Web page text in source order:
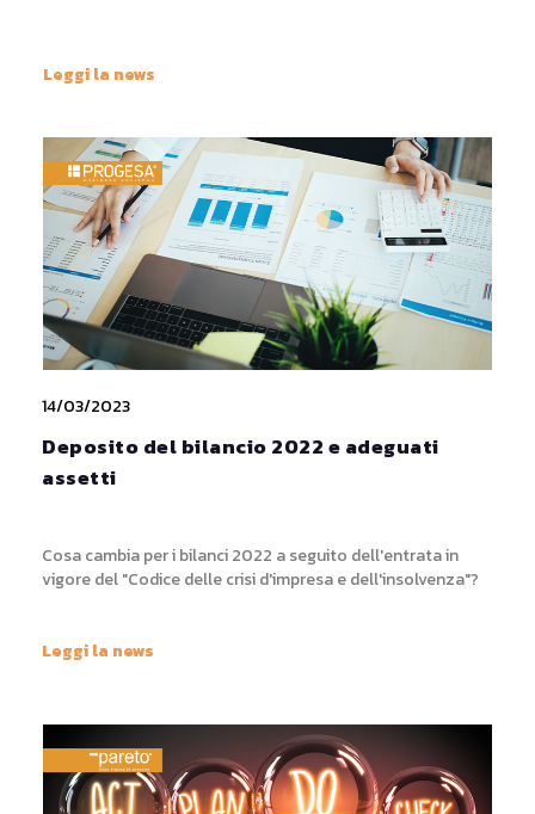
Leggi la news
14/03/2023
Deposito del bilancio 2022 e adeguati
assetti
Cosa cambia per i bilanci 2022 a seguito dell'entrata in
vigore del "Codice delle crisi d'impresa e dell'insolvenza"?
Leggi la news